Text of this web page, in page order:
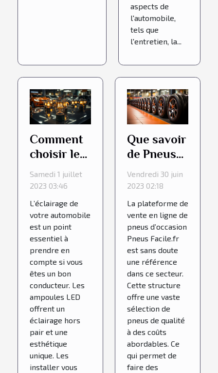
aspects de
l'automobile,
tels que
l'entretien, la...
Comment
choisir les
ampoules
LED pour
votre
véhicule ?
Samedi 1 juillet
2023 03:46
L’éclairage de
votre automobile
est un point
essentiel à
prendre en
compte si vous
êtes un bon
conducteur. Les
ampoules LED
offrent un
éclairage hors
pair et une
esthétique
unique. Les
installer vous
Que savoir
de Pneus
Facile.fr, la
référence
des pneus
occasion ?
Vendredi 30 juin
2023 02:18
La plateforme de
vente en ligne de
pneus d’occasion
Pneus Facile.fr
est sans doute
une référence
dans ce secteur.
Cette structure
offre une vaste
sélection de
pneus de qualité
à des coûts
abordables. Ce
qui permet de
faire des